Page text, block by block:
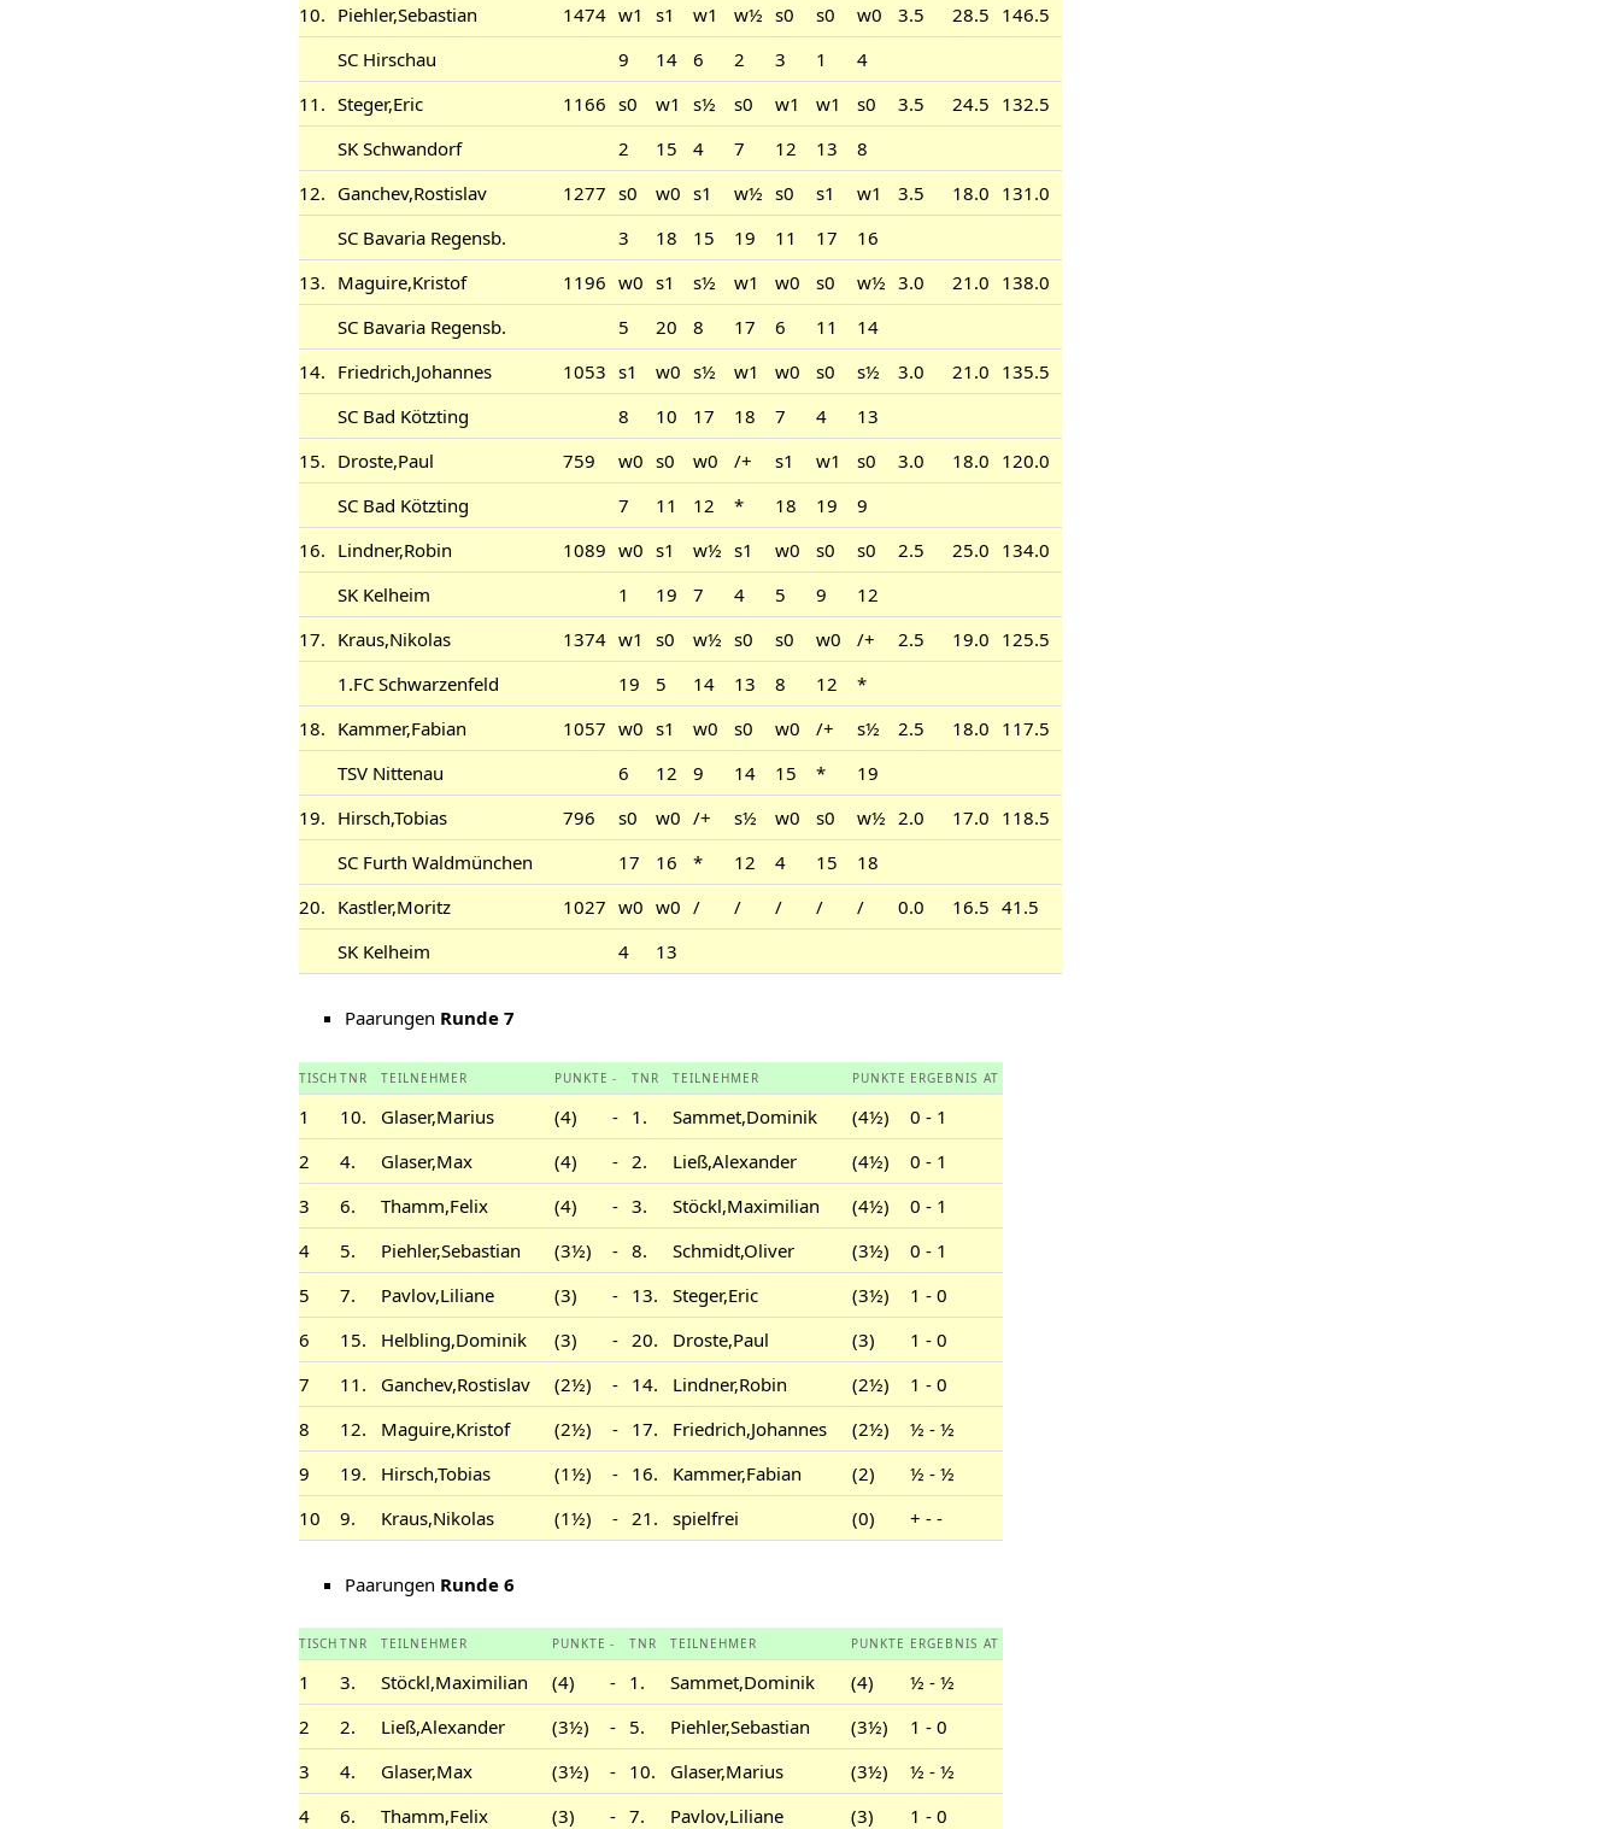
10. Piehler,Sebastian 1474 w1 s1 w1 w½ s0 s0 w0 3.5 28.5 146.5
SC Hirschau
9 14 6 2 3 1
4
11. Steger,Eric 1166 s0 w1 s½ s0 w1 w1 s0 3.5 24.5 132.5
SK Schwandorf
2 15 4 7 12 13
8
12. Ganchev,Rostislav 1277 s0 w0 s1 w½ s0 s1 w1 3.5 18.0 131.0
SC Bavaria Regensb.
3 18 15 19 11 17
16
13. Maguire,Kristof 1196 w0 s1 s½ w1 w0 s0 w½ 3.0 21.0 138.0
SC Bavaria Regensb.
5 20 8 17 6 11
14
14. Friedrich,Johannes 1053 s1 w0 s½ w1 w0 s0 s½ 3.0 21.0 135.5
SC Bad Kötzting
8 10 17 18 7 4
13
15. Droste,Paul 759 w0 s0 w0 /+ s1 w1 s0 3.0 18.0 120.0
SC Bad Kötzting
7 11 12 * 18 19
9
16. Lindner,Robin 1089 w0 s1 w½ s1 w0 s0 s0 2.5 25.0 134.0
SK Kelheim
1 19 7 4 5 9
12
17. Kraus,Nikolas 1374 w1 s0 w½ s0 s0 w0 /+ 2.5 19.0 125.5
1.FC Schwarzenfeld
19 5 14 13 8 12
*
18. Kammer,Fabian 1057 w0 s1 w0 s0 w0 /+ s½ 2.5 18.0 117.5
TSV Nittenau
6 12 9 14 15 *
19
19. Hirsch,Tobias 796 s0 w0 /+ s½ w0 s0 w½ 2.0 17.0 118.5
SC Furth Waldmünchen
17 16 * 12 4 15
18
20. Kastler,Moritz 1027 w0 w0 / / / / / 0.0 16.5 41.5
SK Kelheim
4 13
Paarungen Runde 7
TISCH TNR TEILNEHMER PUNKTE - TNR TEILNEHMER PUNKTE ERGEBNIS AT
1 10. Glaser,Marius (4) - 1. Sammet,Dominik (4½)
0 - 1
2
4. Glaser,Max (4) - 2. Ließ,Alexander (4½)
0 - 1
3
6. Thamm,Felix (4) - 3. Stöckl,Maximilian (4½)
0 - 1
4
5. Piehler,Sebastian (3½) - 8. Schmidt,Oliver (3½)
0 - 1
5
7. Pavlov,Liliane (3) - 13. Steger,Eric (3½)
1 - 0
6
15. Helbling,Dominik (3) - 20. Droste,Paul (3)
1 - 0
7
11. Ganchev,Rostislav (2½) - 14. Lindner,Robin (2½)
1 - 0
8
12. Maguire,Kristof (2½) - 17. Friedrich,Johannes (2½)
½ - ½
9
19. Hirsch,Tobias (1½) - 16. Kammer,Fabian (2)
½ - ½
10
9. Kraus,Nikolas (1½) - 21. spielfrei (0) + - -
Paarungen Runde 6
TISCH TNR TEILNEHMER PUNKTE - TNR TEILNEHMER PUNKTE ERGEBNIS AT
1 3. Stöckl,Maximilian (4) - 1. Sammet,Dominik (4)
½ - ½
2
2. Ließ,Alexander (3½) - 5. Piehler,Sebastian (3½)
1 - 0
3
4. Glaser,Max (3½) - 10. Glaser,Marius (3½)
½ - ½
4
6. Thamm,Felix (3) - 7. Pavlov,Liliane (3) 1 - 0